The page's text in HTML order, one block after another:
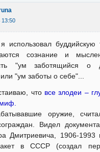
13:50
использовал буддийскую
сознание и
"ум заботящийся о
"ум заботы о себе"...
что все злодеи –
оружие,
Видел
Дмитриевича, 1906-
в СССР (создал